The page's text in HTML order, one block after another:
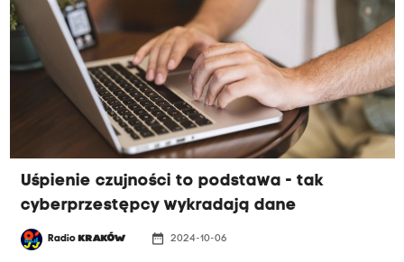
Uśpienie czujności to podstawa - tak
cyberprzestępcy wykradają dane
Radio KRAKÓW date_range 2024-10-06